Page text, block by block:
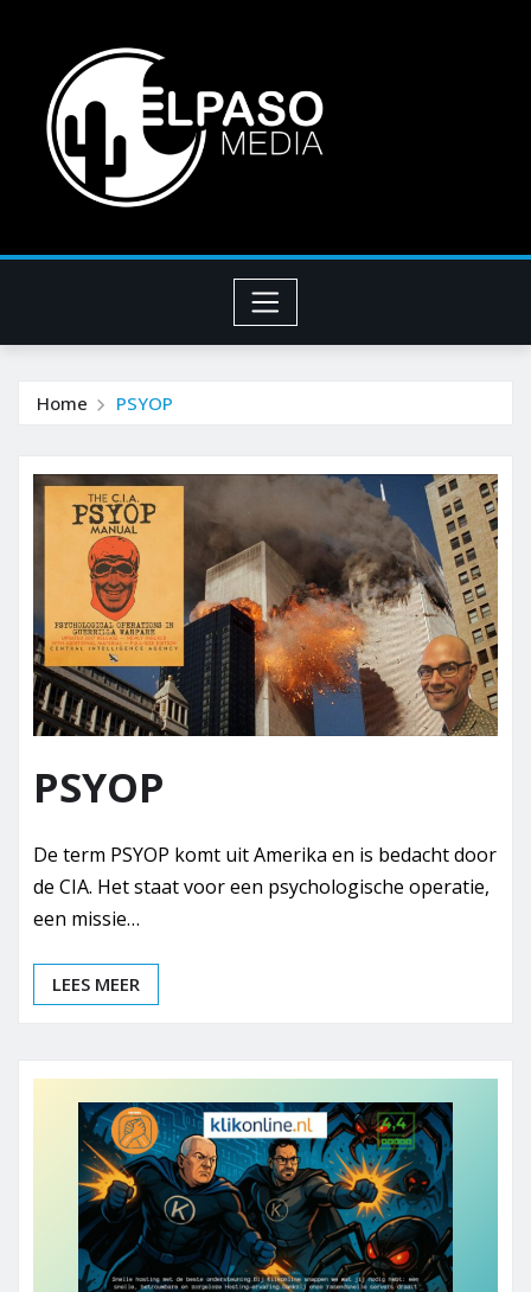
Home PSYOP
PSYOP
De term PSYOP komt uit Amerika en is bedacht door
de CIA. Het staat voor een psychologische operatie,
een missie…
LEES MEER